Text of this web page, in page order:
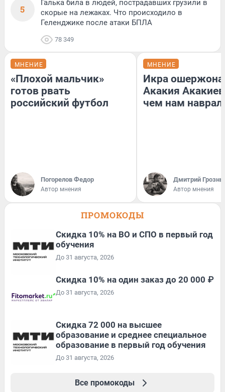
5
Галька била в людей, пострадавших грузили в
скорые на лежаках. Что происходило в
Геленджике после атаки БПЛА
78 349
МНЕНИЕ
«Плохой мальчик»
готов рвать
российский футбол
Погорелов Федор
Автор мнения
МНЕНИЕ
Икра
Акакия
чем нам
Дмитрий
Автор мнения
ПРОМОКОДЫ
Скидка 10% на ВО и СПО в первый год
обучения
До 31 августа, 2026
Скидка 10% на один заказ до 20 000 ₽
До 31 августа, 2026
Скидка 72 000 на высшее
образование и среднее специальное
образование в первый год обучения
До 31 августа, 2026
Все промокоды